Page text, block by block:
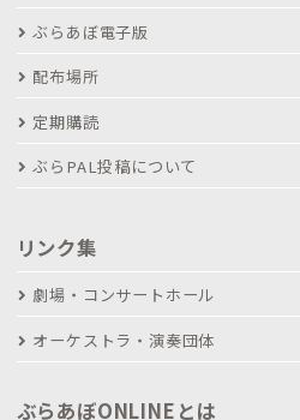
ぶらあぼ電子版
配布場所
定期購読
ぶらPAL投稿について
リンク集
劇場・コンサートホール
オーケストラ・演奏団体
ぶらあぼONLINEとは